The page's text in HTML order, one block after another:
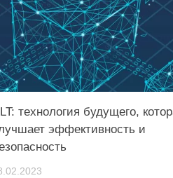
технология будущего,
эффективность и